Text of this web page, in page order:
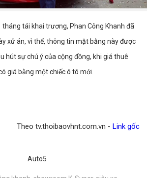
tháng tái khai trương, Phan Công Khanh đã
xử án, vì thế, thông tin mặt bằng này được
hút sự chú ý của cộng đồng, khi giá thuê
giá bằng một chiếc ô tô mới.
Theo tv.thoibaovhnt.com.vn - Link gốc
Auto5